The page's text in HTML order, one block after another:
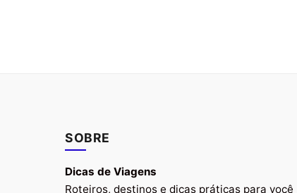
SOBRE
Dicas de Viagens
Roteiros, destinos e dicas práticas para você